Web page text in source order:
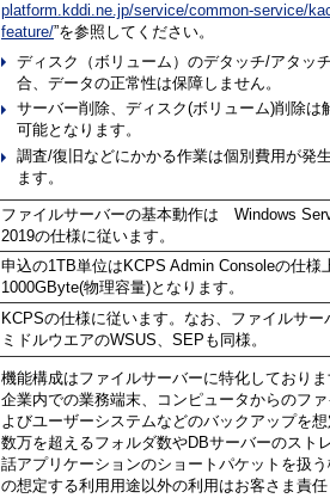
platform.kddi.ne.jp/service/common-service/
feature/”を参照してください。
ディスク（ボリューム）のデタッチ/アタッ
合、データの正常性は保障しません。
サーバー削除、ディスク(ボリューム)削除は
可能となります。
調査/復旧などにかかる作業は個別費用が発
ます。
ファイルサーバーの基本動作は Windows
2019の仕様に従います。
申込の1TB単位はKCPS Admin Consoleの仕様
1000GByte(物理容量)となります。
KCPSの仕様に従います。なお、ファイルサー
ミドルウエアのWSUS、SEPも同様。
機能構成はファイルサーバーに特化しており
企業内での業務端末、コンピュータからのフ
よびユーザーシステムなどのバックアップを
数万を超えるフォルダ数やDBサーバーのスト
話アプリケーションのショートパケットを扱
の想定する利用用途以外の利用はお客さま責